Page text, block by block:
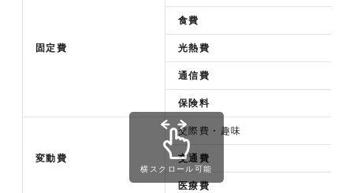
固定費
食費
光熱費
通信費
保険料
変動費
交際費・趣味
交通費
医療費
横スクロール可能